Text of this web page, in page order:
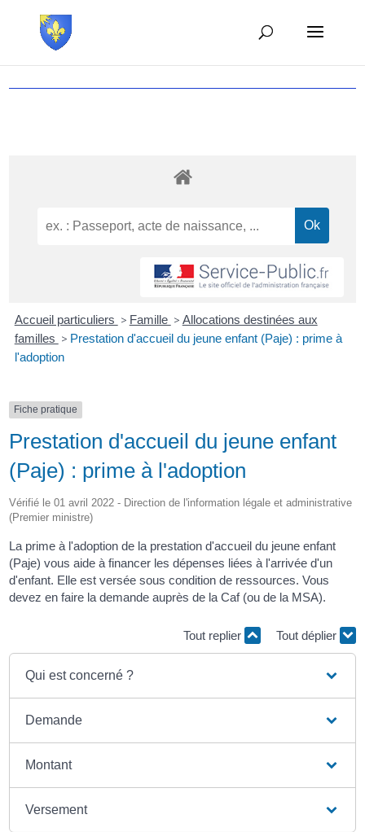
Accueil particuliers > Famille > Allocations destinées aux
familles > Prestation d'accueil du jeune enfant (Paje) : prime à
l'adoption
Fiche pratique
Prestation d'accueil du jeune enfant
(Paje) : prime à l'adoption
Vérifié le 01 avril 2022 - Direction de l'information légale et administrative
(Premier ministre)
La prime à l'adoption de la prestation d'accueil du jeune enfant
(Paje) vous aide à financer les dépenses liées à l'arrivée d'un
d'enfant. Elle est versée sous condition de ressources. Vous
devez en faire la demande auprès de la Caf (ou de la MSA).
Tout replier Tout déplier
Qui est concerné ?
Demande
Montant
Versement